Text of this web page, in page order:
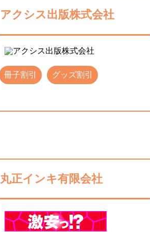
アクシス出版株式会社
冊子割引 グッズ割引
丸正インキ有限会社